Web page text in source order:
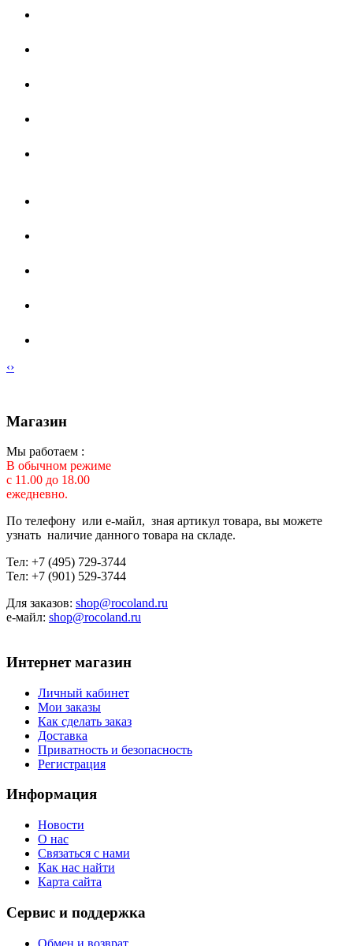
‹›
Магазин
Мы работаем :
В обычном режиме
с 11.00 до 18.00
ежедневно.
По телефону или е-майл, зная артикул товара, вы можете
узнать наличие данного товара на складе.
Тел: +7 (495) 729-3744
Тел: +7 (901) 529-3744
Для заказов: shop@rocoland.ru
е-майл: shop@rocoland.ru
Интернет магазин
Личный кабинет
Мои заказы
Как сделать заказ
Доставка
Приватность и безопасность
Регистрация
Информация
Новости
О нас
Связаться с нами
Как нас найти
Карта сайта
Сервис и поддержка
Обмен и возврат